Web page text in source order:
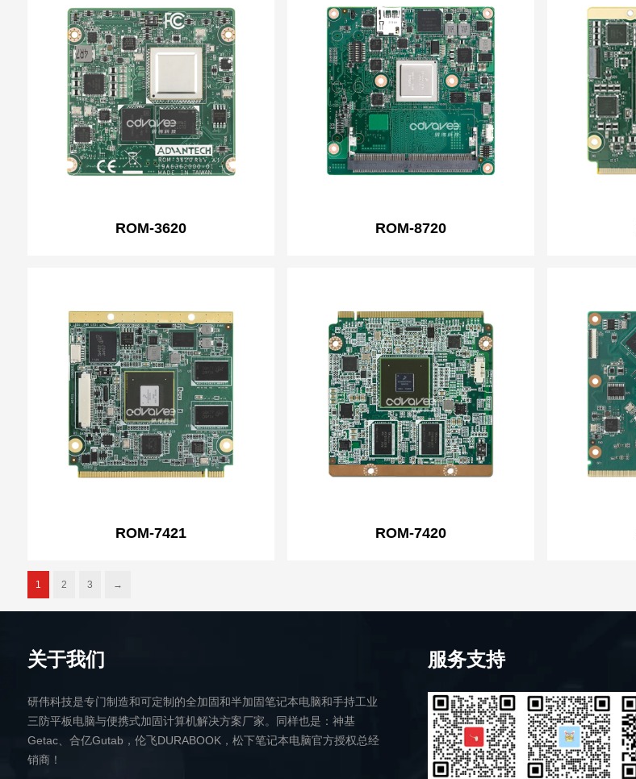
ROM-3620 ROM-8720
ROM-7421 ROM-7420
1 2 3 →
关于我们
研伟科技是专门制造和可定制的全加固和半加固笔记本电脑和手持工业
三防平板电脑与便携式加固计算机解决方案厂家。同样也是：神基
Getac、合亿Gutab，伦飞DURABOOK，松下笔记本电脑官方授权总经
销商！
服务支持